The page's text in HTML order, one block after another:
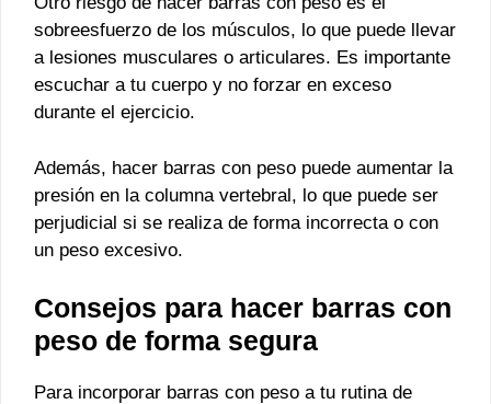
sobreesfuerzo de los músculos, lo que puede llevar
a lesiones musculares o articulares. Es importante
escuchar a tu cuerpo y no forzar en exceso
durante el ejercicio.
Además, hacer barras con peso puede aumentar la
presión en la columna vertebral, lo que puede ser
perjudicial si se realiza de forma incorrecta o con
un peso excesivo.
Consejos para hacer barras con
peso de forma segura
Para incorporar barras con peso a tu rutina de